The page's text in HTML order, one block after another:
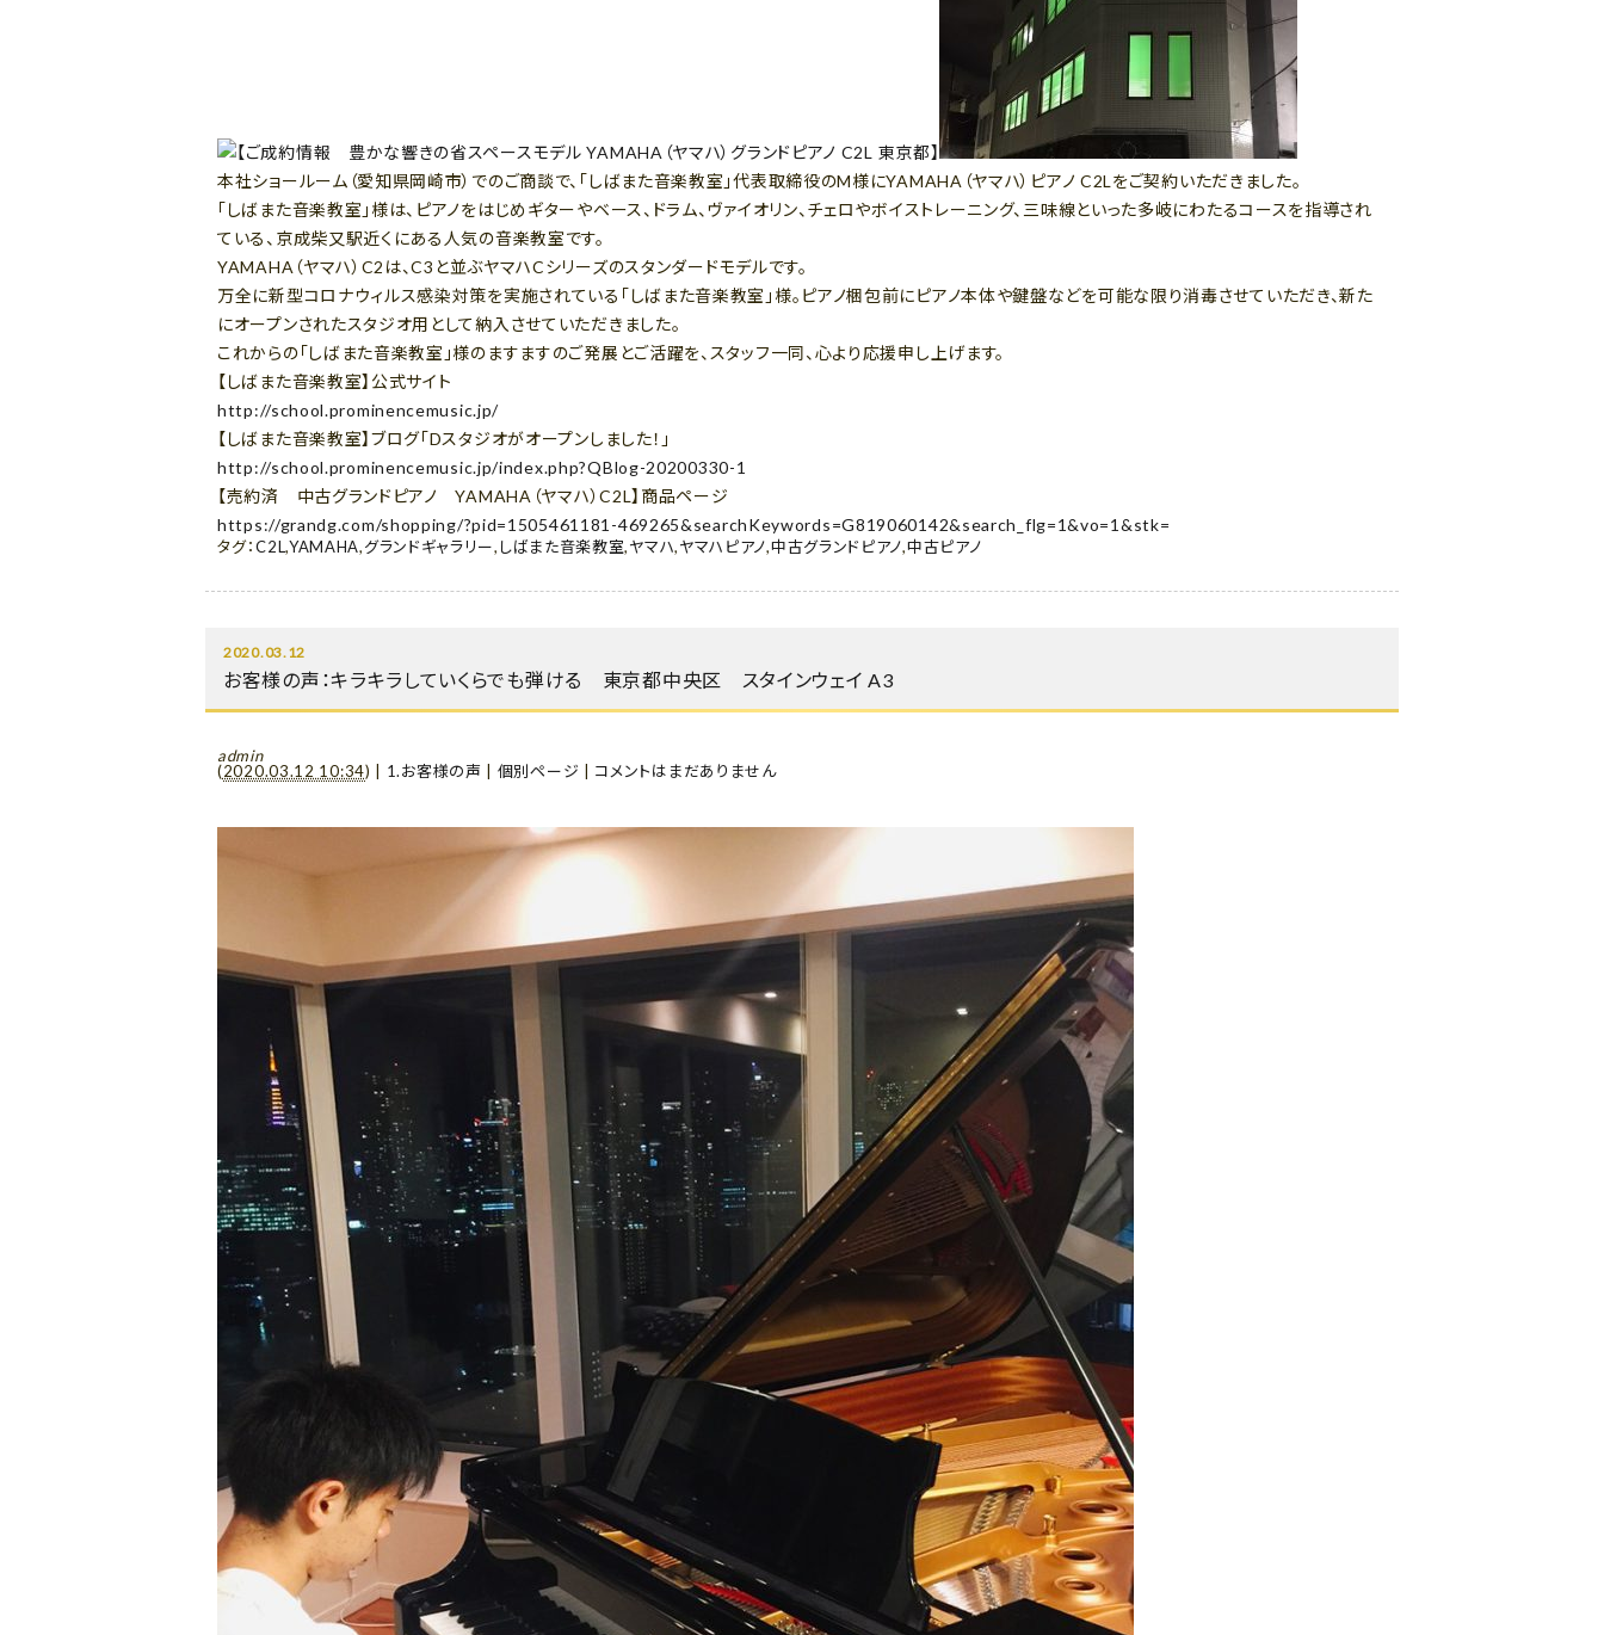
本社ショールーム（愛知県岡崎市）でのご商談で、「しばまた音楽教室」代表取締役のM様にYAMAHA（ヤマハ）ピアノ C2Lをご契約いただきました。
「しばまた音楽教室」様は、ピアノをはじめギターやベース、ドラム、ヴァイオリン、チェロやボイストレーニング、三味線といった多岐にわたるコースを指導され
ている、京成柴又駅近くにある人気の音楽教室です。
YAMAHA（ヤマハ）C2は、C3と並ぶヤマハCシリーズのスタンダードモデルです。
万全に新型コロナウィルス感染対策を実施されている「しばまた音楽教室」様。ピアノ梱包前にピアノ本体や鍵盤などを可能な限り消毒させていただき、新た
にオープンされたスタジオ用として納入させていただきました。
これからの「しばまた音楽教室」様のますますのご発展とご活躍を、スタッフ一同、心より応援申し上げます。
【しばまた音楽教室】公式サイト
http://school.prominencemusic.jp/
【しばまた音楽教室】ブログ「Dスタジオがオープンしました！」
http://school.prominencemusic.jp/index.php?QBlog-20200330-1
【売約済 中古グランドピアノ YAMAHA（ヤマハ）C2L】商品ページ
https://grandg.com/shopping/?pid=1505461181-469265&searchKeywords=G819060142&search_flg=1&vo=1&stk=
タグ：C2L,YAMAHA,グランドギャラリー, しばまた音楽教室,ヤマハ,ヤマハピアノ,中古グランドピアノ,中古ピアノ
2020.03.12
お客様の声：キラキラしていくらでも弾ける 東京都中央区 スタインウェイ A3
admin
(2020.03.12 10:34) 1.お客様の声 個別ページ コメントはまだありません